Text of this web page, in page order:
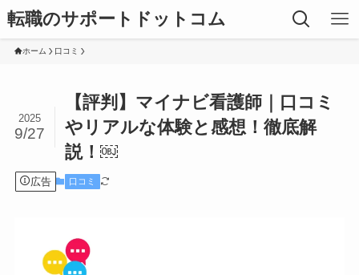
転職のサポートドットコム
ホーム 口コミ
【評判】マイナビ看護師｜口コミ
やリアルな体験と感想！徹底解
説！￼
2025
9/27
広告 口コミ